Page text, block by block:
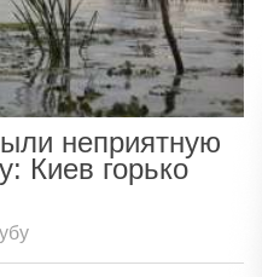
неприятную
Киев горько